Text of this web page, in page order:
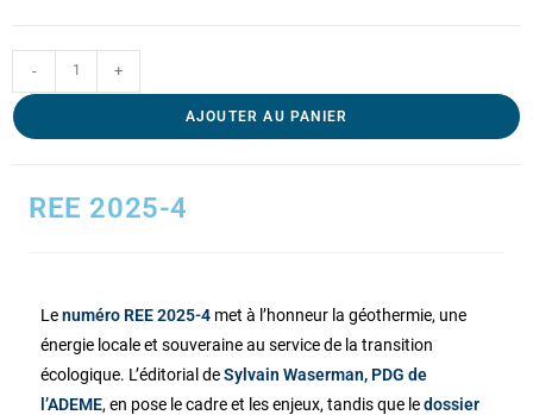
- +
AJOUTER AU PANIER
REE 2025-4
Lenuméro REE 2025-4 met à l’honneur la géothermie, une
énergie locale et souveraine au service de la transition
écologique. L’éditorial deSylvain Waserman, PDG de
l’ADEME, en pose le cadre et les enjeux, tandis que ledossier